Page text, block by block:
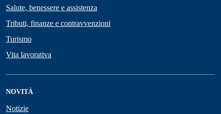
Salute, benessere e assistenza
Tributi, finanze e contravvenzioni
Turismo
Vita lavorativa
NOVITÀ
Notizie